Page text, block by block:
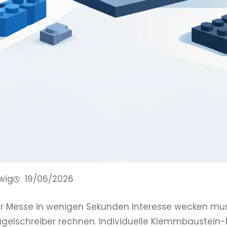
19/06/2026
Messe in wenigen Sekunden Interesse wecken
rechnen. Individuelle